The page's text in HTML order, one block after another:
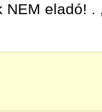
eladó! .